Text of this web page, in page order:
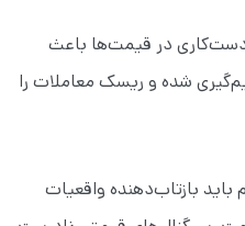
در قیمت‌ها باعث
شده و ریسک معاملات را
باید بازتاب‌دهنده واقعیات